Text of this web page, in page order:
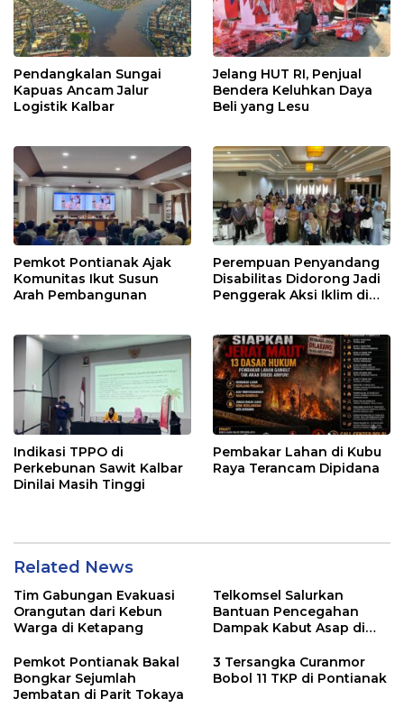
Pendangkalan Sungai
Kapuas Ancam Jalur
Logistik Kalbar
Jelang HUT RI, Penjual
Bendera Keluhkan Daya
Beli yang Lesu
Pemkot Pontianak Ajak
Komunitas Ikut Susun
Arah Pembangunan
Perempuan Penyandang
Disabilitas Didorong Jadi
Penggerak Aksi Iklim di
Indikasi TPPO di
Perkebunan Sawit Kalbar
Dinilai Masih Tinggi
Pembakar Lahan di Kubu
Raya Terancam Dipidana
Related News
Tim Gabungan Evakuasi
Orangutan dari Kebun
Warga di Ketapang
Telkomsel Salurkan
Bantuan Pencegahan
Dampak Kabut Asap di
Pemkot Pontianak Bakal
Bongkar Sejumlah
Jembatan di Parit Tokaya
3 Tersangka Curanmor
Bobol 11 TKP di Pontianak